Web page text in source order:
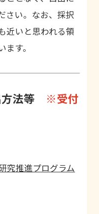
さい。なお、採択
近いと思われる領
す。
方法等 ※受付
究推進プログラム